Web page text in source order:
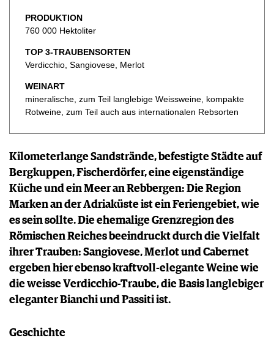
REZEPTE
HOTSPOTS
WEINREISEN
DOSSIER
WINEGUIDES
EXTRAS
AUSGABE
APPS
BILDSTRECKEN
NEWS
WEINWIRTSCHAFT
WEINSZENE
PORTRAITS
VINOPHILES
ARCHIV
AWARDS
TRINKREIFETABELLE
ABO
WEINSUCHE
NEWSLETTER
WINE TRADE CLUB
REDAKTION
JOBS
WERBUNG
PRESSE
IMPRESSUM
FAQ
PRODUKTION
760 000 Hektoliter
TOP 3-TRAUBENSORTEN
Verdicchio, Sangiovese, Merlot
WEINART
mineralische, zum Teil langlebige Weissweine, kompakte
Rotweine, zum Teil auch aus internationalen Rebsorten
Kilometerlange Sandstrände, befestigte Städte auf
Bergkuppen, Fischerdörfer, eine eigenständige
Küche und ein Meer an Rebbergen: Die Region
Marken an der Adriaküste ist ein Feriengebiet, wie
es sein sollte. Die ehemalige Grenzregion des
Römischen Reiches beeindruckt durch die Vielfalt
ihrer Trauben: Sangiovese, Merlot und Cabernet
ergeben hier ebenso kraftvoll-elegante Weine wie
die weisse Verdicchio-Traube, die Basis langlebiger
eleganter Bianchi und Passiti ist.
Geschichte